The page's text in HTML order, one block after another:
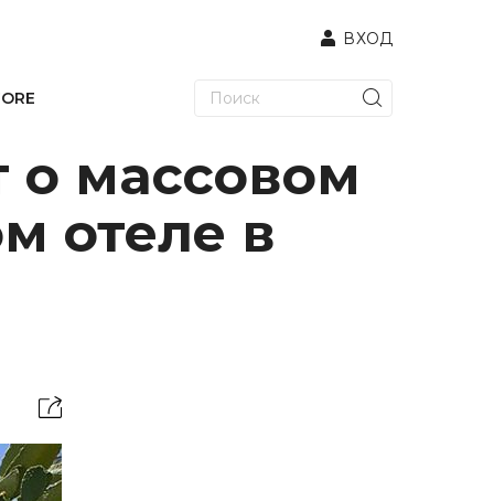
ВХОД
о массовом
отеле в